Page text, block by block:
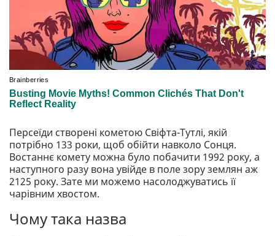
Персеїди створені кометою Свіфта-Тутлі, якій
потрібно 133 роки, щоб обійти навколо Сонця.
Востаннє комету можна було побачити 1992 року, а
наступного разу вона увійде в поле зору землян аж
2125 року. Зате ми можемо насолоджуватись її
чарівним хвостом.
Чому така назва